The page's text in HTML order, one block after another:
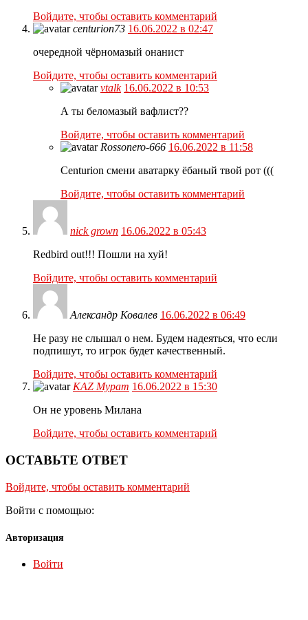
Войдите, чтобы оставить комментарий
centurion73 16.06.2022 в 02:47
очередной чёрномазый онанист
Войдите, чтобы оставить комментарий
vtalk 16.06.2022 в 10:53
А ты беломазый вафлист??
Войдите, чтобы оставить комментарий
Rossonero-666 16.06.2022 в 11:58
Centurion смени аватарку ёбаный твой рот (((
Войдите, чтобы оставить комментарий
nick grown 16.06.2022 в 05:43
Redbird out!!! Пошли на хуй!
Войдите, чтобы оставить комментарий
Александр Ковалев 16.06.2022 в 06:49
Не разу не слышал о нем. Будем надеяться, что если
подпишут, то игрок будет качественный.
Войдите, чтобы оставить комментарий
KAZ Мурат 16.06.2022 в 15:30
Он не уровень Милана
Войдите, чтобы оставить комментарий
ОСТАВЬТЕ ОТВЕТ
Войдите, чтобы оставить комментарий
Войти с помощью:
Авторизация
Войти